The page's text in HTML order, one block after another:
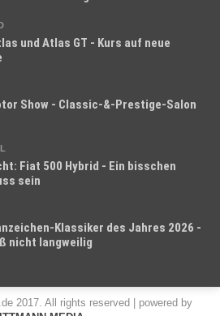
und Atlas GT - Kurs auf neue
Show - Classic-&-Prestige-Salon
Fiat 500 Hybrid - Ein bisschen
sein
Klassiker des Jahres 2026 -
nicht langweilig
2017. All rights reserved | powered by